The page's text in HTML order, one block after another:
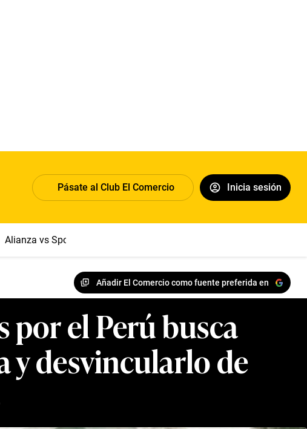
Pásate al Club El Comercio Inicia sesión
Alianza vs Sport Boys
Añadir El Comercio como fuente preferida en
por el Perú busca
y desvincularlo de